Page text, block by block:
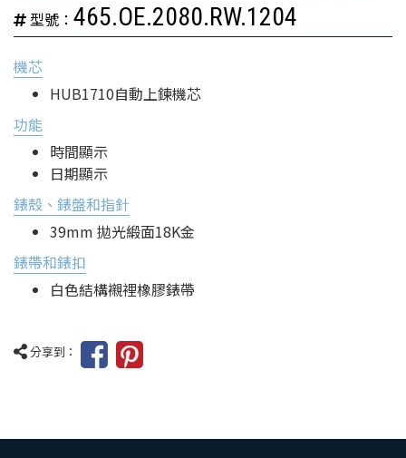
型號： 465.OE.2080.RW.1204
機芯
HUB1710自動上鍊機芯
功能
時間顯示
日期顯示
錶殼、錶盤和指針
39mm 拋光緞面18K金
錶帶和錶扣
白色結構襯裡橡膠錶帶
分享到：